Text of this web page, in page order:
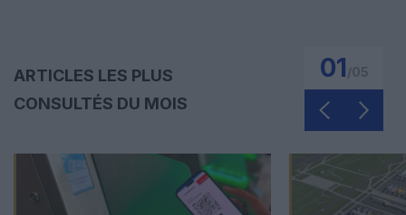
ARTICLES LES PLUS
CONSULTÉS DU MOIS
01